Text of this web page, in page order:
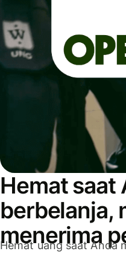
Hemat saat
berbelanja,
menerima
Hemat uang saat Anda